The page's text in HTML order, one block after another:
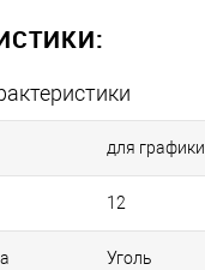
для графики
12
Уголь